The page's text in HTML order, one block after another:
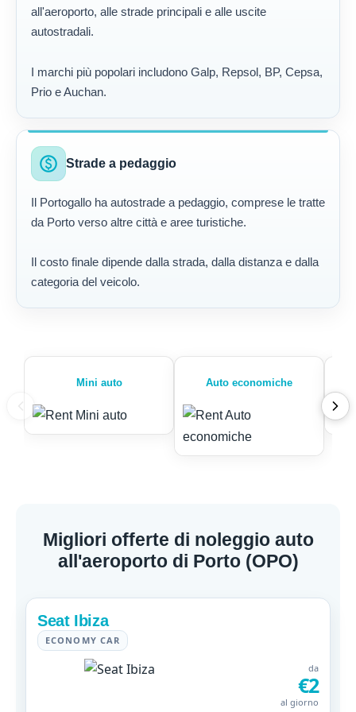
all'aeroporto, alle strade principali e alle uscite
autostradali.
I marchi più popolari includono Galp, Repsol, BP, Cepsa,
Prio e Auchan.
paid Strade a pedaggio
Il Portogallo ha autostrade a pedaggio, comprese le tratte
da Porto verso altre città e aree turistiche.
Il costo finale dipende dalla strada, dalla distanza e dalla
categoria del veicolo.
Mini auto Auto economiche
Migliori offerte di noleggio auto
all'aeroporto di Porto (OPO)
Seat Ibiza
ECONOMY CAR
da
€2
al giorno